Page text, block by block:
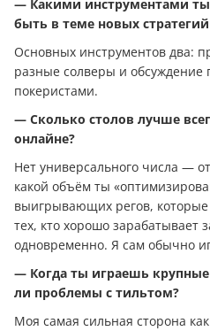
— Какими инструментами
быть в теме новых
Основных инструментов два:
разные солверы и
покеристами.
— Сколько столов лучше
онлайне?
Нет универсального числа —
какой объём ты
выигрывающих регов, которые
тех, кто хорошо зарабатывает
одновременно. Я сам обычно
— Когда ты играешь
ли проблемы с тильтом?
Моя самая сильная сторона